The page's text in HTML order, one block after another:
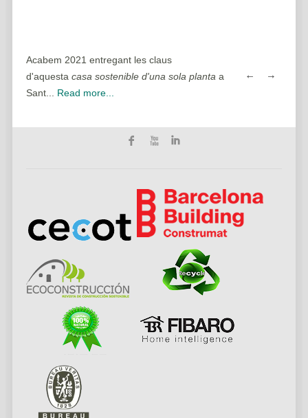
Acabem 2021 entregant les claus
d'aquesta casa sostenible d'una sola planta a
Sant... Read more...
casa sostenible